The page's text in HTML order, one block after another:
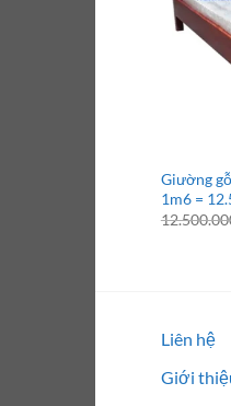
Giường
1m6 =
Liên hệ
Giới